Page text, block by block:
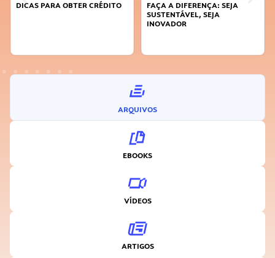
DICAS PARA OBTER CRÉDITO
FAÇA A DIFERENÇA: SEJA
SUSTENTÁVEL, SEJA
INOVADOR
ARQUIVOS
EBOOKS
VÍDEOS
ARTIGOS